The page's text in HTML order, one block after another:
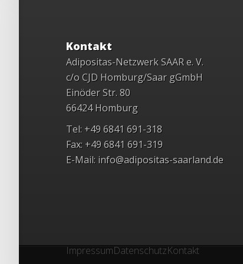
Kontakt
Adipositas-Netzwerk SAAR e. V.
c/o CJD Homburg/Saar gGmbH
Einöder Str. 80
66424 Homburg
Tel: +49 6841 691-318
Fax: +49 6841 691-319
E-Mail: info@adipositas-saarland.de
ImpressumDatenschutzKontakt